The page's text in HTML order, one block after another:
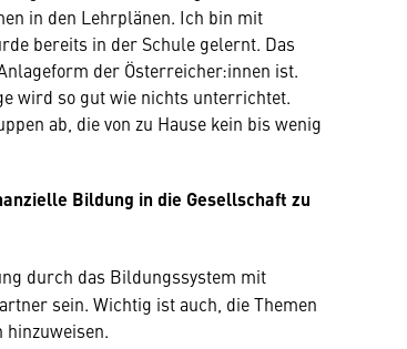
in den Lehrplänen. Ich bin mit
bereits in der Schule gelernt. Das
der Österreicher:innen ist.
wird so gut wie nichts unterrichtet.
ab, die von zu Hause kein bis wenig
Bildung in die Gesellschaft zu
durch das Bildungssystem mit
sein. Wichtig ist auch, die Themen